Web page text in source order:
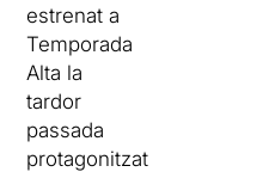
estrenat a
Temporada
Alta la
tardor
passada
protagonitzat